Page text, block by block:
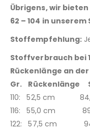
Übrigens, wir
62 – 104 in unserem
Stoffempfehlung:
Stoffverbrauch bei
Rückenlänge an
Gr. Rückenlänge
110: 52,5 cm
116: 55,0 cm
122: 57,5 cm